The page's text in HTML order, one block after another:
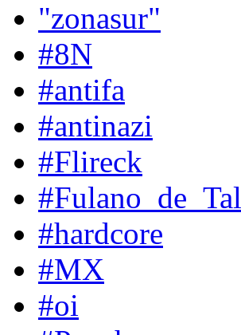
"zonasur"
#8N
#antifa
#antinazi
#Flireck
#Fulano_de_Tal
#hardcore
#MX
#oi